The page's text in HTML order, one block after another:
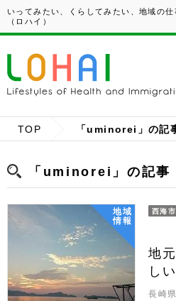
いってみたい、くらしてみたい、地域の
（ロハイ）
TOP 「uminorei」の記
「uminorei」の記事
地域
情報
西海市
地
し
長崎